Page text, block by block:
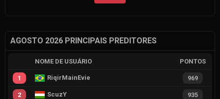
AGOSTO 2026 PRINCIPAIS PREDITORES
NOME DE USUÁRIO PONTOS
1 RiqirMainEvie 969
2 ScuzY 935